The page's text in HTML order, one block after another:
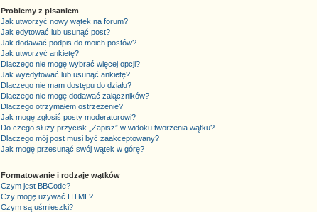
Problemy z pisaniem
Jak utworzyć nowy wątek na forum?
Jak edytować lub usunąć post?
Jak dodawać podpis do moich postów?
Jak utworzyć ankietę?
Dlaczego nie mogę wybrać więcej opcji?
Jak wyedytować lub usunąć ankietę?
Dlaczego nie mam dostępu do działu?
Dlaczego nie mogę dodawać załączników?
Dlaczego otrzymałem ostrzeżenie?
Jak mogę zgłosiś posty moderatorowi?
Do czego służy przycisk „Zapisz” w widoku tworzenia wątku?
Dlaczego mój post musi być zaakceptowany?
Jak mogę przesunąć swój wątek w górę?
Formatowanie i rodzaje wątków
Czym jest BBCode?
Czy mogę używać HTML?
Czym są uśmieszki?